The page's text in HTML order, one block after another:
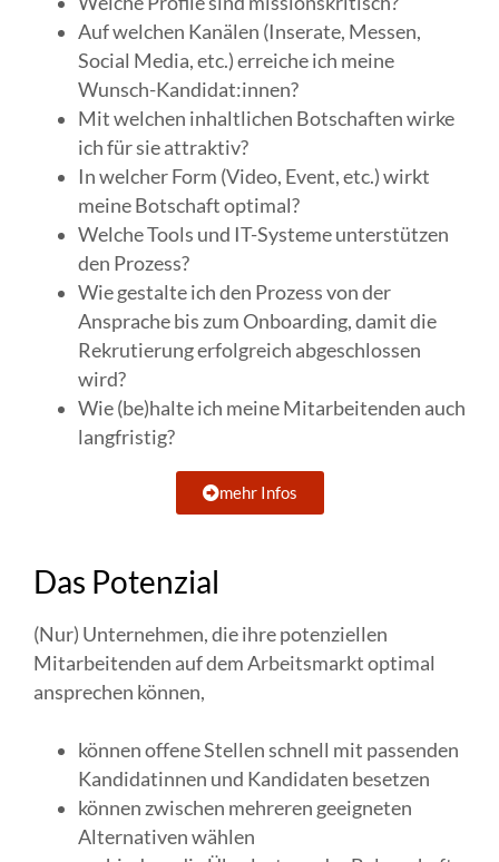
Auf welchen Kanälen (Inserate, Messen,
Social Media, etc.) erreiche ich meine
Wunsch-Kandidat:innen?
Mit welchen inhaltlichen Botschaften wirke
ich für sie attraktiv?
In welcher Form (Video, Event, etc.) wirkt
meine Botschaft optimal?
Welche Tools und IT-Systeme unterstützen
den Prozess?
Wie gestalte ich den Prozess von der
Ansprache bis zum Onboarding, damit die
Rekrutierung erfolgreich abgeschlossen
wird?
Wie (be)halte ich meine Mitarbeitenden auch
langfristig?
mehr Infos
Das Potenzial
(Nur) Unternehmen, die ihre potenziellen
Mitarbeitenden auf dem Arbeitsmarkt optimal
ansprechen können,
können offene Stellen schnell mit passenden
Kandidatinnen und Kandidaten besetzen
können zwischen mehreren geeigneten
Alternativen wählen